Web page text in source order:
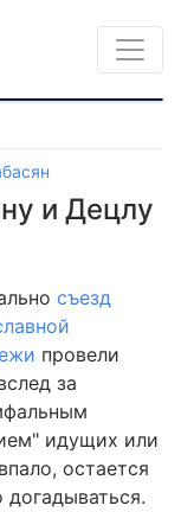
и Децлу
съезд
провели
за
идущих или
остается
догадываться.